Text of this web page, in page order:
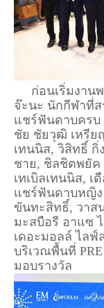
ก่อนเริ่มงานพ
จ๊ะนะ นักกีฬาที่ส
แชร์ฟันดาบครบ
ชัย ชัยวุฒิ เหรีย
เทนนิส, วิสิทธิ์ กิ่
ชาย, ชิลชิตพยัค
เทเบิลเทนนิส,
แชร์ฟันดาบหญิง
ขันทะสิทธิ์, วาส
มะสบือรี อาแซ
เดอะมอลล์ ไลฟ์
บริเวณพื้นที่
มอบรางวัล